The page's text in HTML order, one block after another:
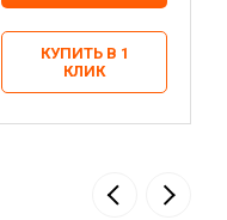
КУПИТЬ В 1
КЛИК